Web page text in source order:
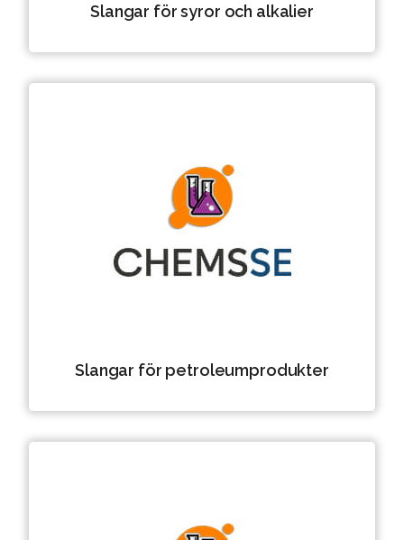
Slangar för syror och alkalier
Slangar för petroleumprodukter